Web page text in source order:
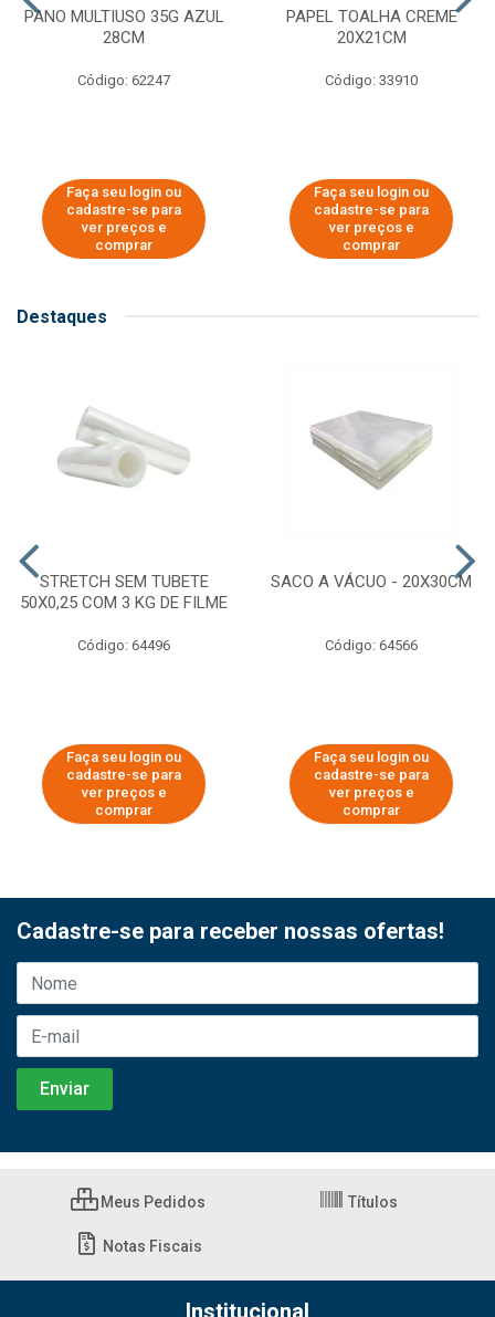
PANO MULTIUSO 35G AZUL
28CM
Código: 62247
Faça seu login ou
cadastre-se para
ver preços e
comprar
PAPEL TOALHA CREME
20X21CM
Código: 33910
Faça seu login ou
cadastre-se para
ver preços e
comprar
Destaques
STRETCH SEM TUBETE
50X0,25 COM 3 KG DE FILME
Código: 64496
Faça seu login ou
cadastre-se para
ver preços e
comprar
SACO A VÁCUO - 20X30CM
Código: 64566
Faça seu login ou
cadastre-se para
ver preços e
comprar
Cadastre-se para receber nossas ofertas!
Meus Pedidos Títulos
Notas Fiscais
Institucional